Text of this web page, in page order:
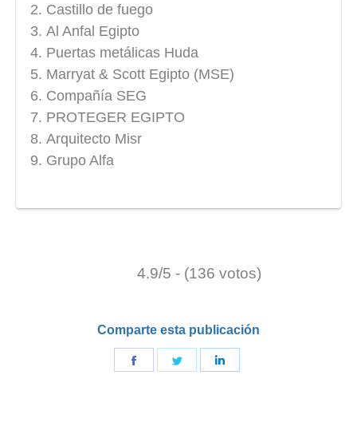
Castillo de fuego
Al Anfal Egipto
Puertas metálicas Huda
Marryat & Scott Egipto (MSE)
Compañía SEG
PROTEGER EGIPTO
Arquitecto Misr
Grupo Alfa
4.9/5 - (136 votos)
Comparte esta publicación
CompartirCompartir